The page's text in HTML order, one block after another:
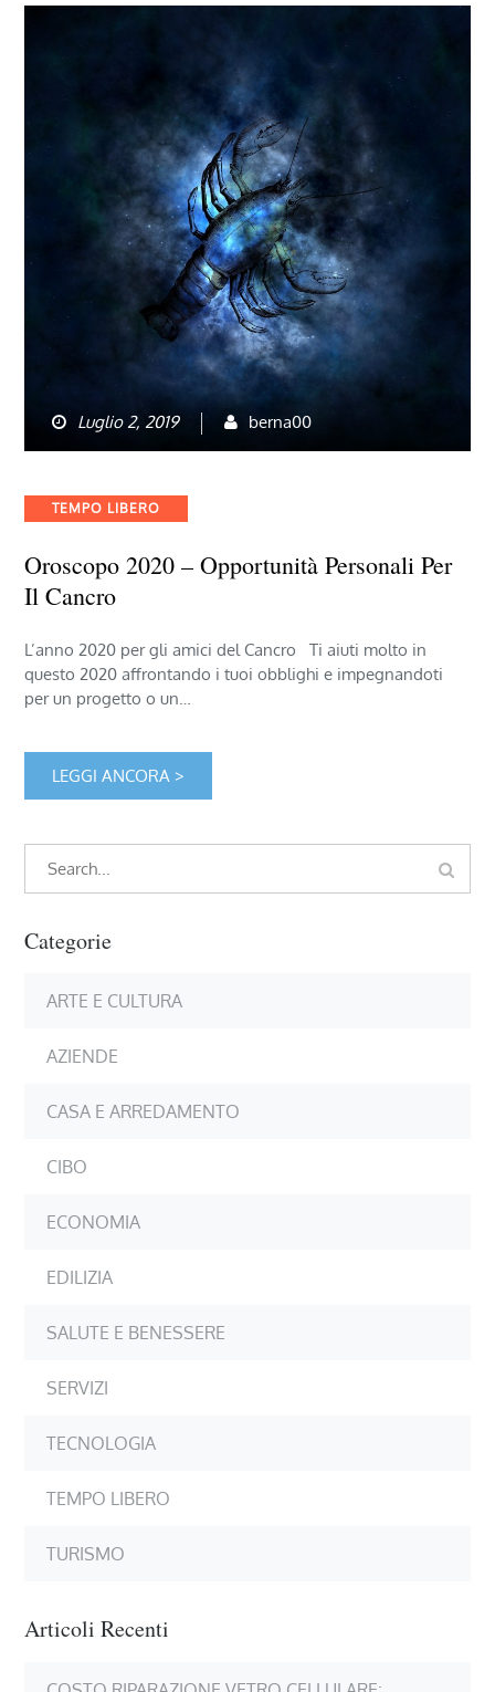
Luglio 2, 2019 berna00
Categories
TEMPO LIBERO
Oroscopo 2020 – Opportunità Personali Per
Il Cancro
L’anno 2020 per gli amici del Cancro Ti aiuti molto in
questo 2020 affrontando i tuoi obblighi e impegnandoti
per un progetto o un…
LEGGI ANCORA >
for:
Search
Categorie
ARTE E CULTURA
AZIENDE
CASA E ARREDAMENTO
CIBO
ECONOMIA
EDILIZIA
SALUTE E BENESSERE
SERVIZI
TECNOLOGIA
TEMPO LIBERO
TURISMO
Articoli Recenti